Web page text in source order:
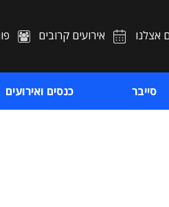
אצלנו אירועים קרובים
סייבר כנסים ואירועים